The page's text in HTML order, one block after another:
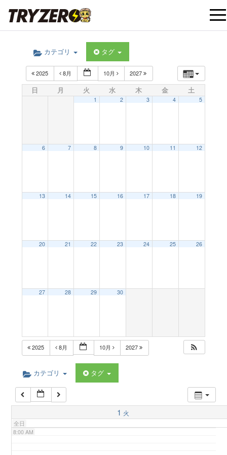
t
i
カテゴリ タグ
2025 8月 10月 2027
日 月 火 水 木 金 土
1 2 3 4 5
6 7 8 9 10 11 12
13 14 15 16 17 18 19
20 21 22 23 24 25 26
27 28 29 30
2025 8月 10月 2027
カテゴリ タグ
1 火
全日
5:00 AM
6:00 AM
7:00 AM
8:00 AM